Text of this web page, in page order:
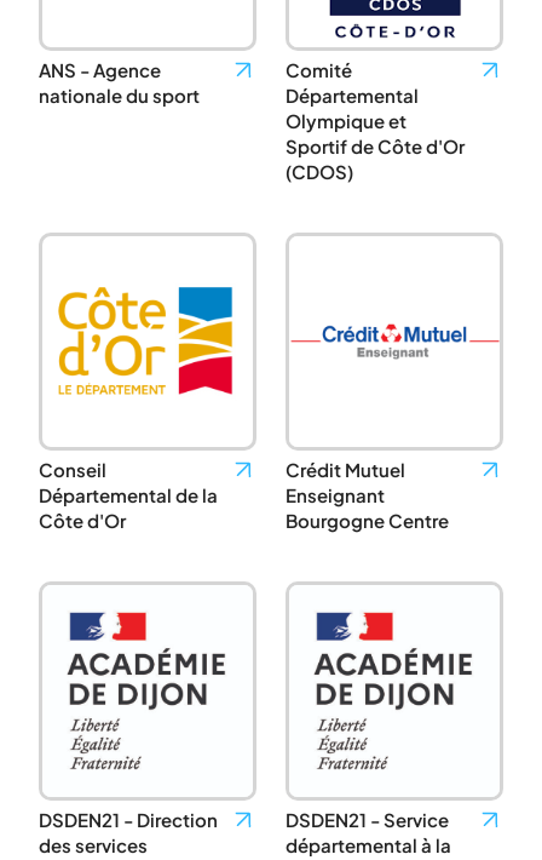
ANS - Agence
nationale du sport
Comité
Départemental
Olympique et
Sportif de Côte d'Or
(CDOS)
Conseil
Départemental de la
Côte d'Or
Crédit Mutuel
Enseignant
Bourgogne Centre
DSDEN21 - Direction
des services
DSDEN21 - Service
départemental à la